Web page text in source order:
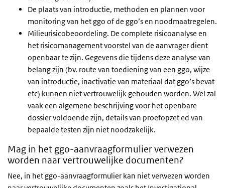
De plaats van introductie, methoden en plannen voor
monitoring van het ggo of de ggo’s en noodmaatregelen.
Milieurisicobeoordeling. De complete risicoanalyse en
het risicomanagement voorstel van de aanvrager dient
openbaar te zijn. Gegevens die tijdens deze analyse van
belang zijn (bv. route van toediening van een ggo, wijze
van introductie, inactivatie van materiaal dat ggo’s bevat
etc) kunnen niet vertrouwelijk gehouden worden. Wel zal
vaak een algemene beschrijving voor het openbare
dossier voldoende zijn, details van proefopzet ed van
bepaalde testen zijn niet noodzakelijk.
Mag in het ggo-aanvraagformulier verwezen
worden naar vertrouwelijke documenten?
Nee, in het ggo-aanvraagformulier kan niet verwezen worden